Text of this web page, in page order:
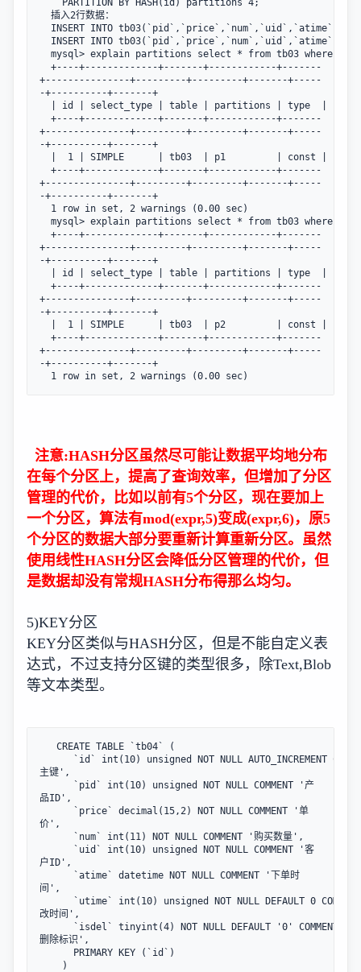
PARTITION BY HASH(id) partitions 4;
插入2行数据：
INSERT INTO tb03(`pid`,`price`,`num`,`uid`,`atime`)
INSERT INTO tb03(`pid`,`price`,`num`,`uid`,`atime`)
mysql> explain partitions select * from tb03 where
+----+-------------+-------+------------+-------
+---------------+---------+---------+-------+-----
-+----------+-------+
| id | select_type | table | partitions | type  |
+----+-------------+-------+------------+-------
+---------------+---------+---------+-------+-----
-+----------+-------+
|  1 | SIMPLE      | tb03  | p1         | const |
+----+-------------+-------+------------+-------
+---------------+---------+---------+-------+-----
-+----------+-------+
1 row in set, 2 warnings (0.00 sec)
mysql> explain partitions select * from tb03 where
+----+-------------+-------+------------+-------
+---------------+---------+---------+-------+-----
-+----------+-------+
| id | select_type | table | partitions | type  |
+----+-------------+-------+------------+-------
+---------------+---------+---------+-------+-----
-+----------+-------+
|  1 | SIMPLE      | tb03  | p2         | const |
+----+-------------+-------+------------+-------
+---------------+---------+---------+-------+-----
-+----------+-------+
1 row in set, 2 warnings (0.00 sec)
注意:HASH分区虽然尽可能让数据平均地分布
在每个分区上，提高了查询效率，但增加了分区
管理的代价，比如以前有5个分区，现在要加上
一个分区，算法有mod(expr,5)变成(expr,6)，原5
个分区的数据大部分要重新计算重新分区。虽然
使用线性HASH分区会降低分区管理的代价，但
是数据却没有常规HASH分布得那么均匀。
5)KEY分区
KEY分区类似与HASH分区，但是不能自定义表
达式，不过支持分区键的类型很多，除Text,Blob
等文本类型。
CREATE TABLE `tb04` (
`id` int(10) unsigned NOT NULL AUTO_INCREMENT
主键',
`pid` int(10) unsigned NOT NULL COMMENT '产
品ID',
`price` decimal(15,2) NOT NULL COMMENT '单
价',
`num` int(11) NOT NULL COMMENT '购买数量',
`uid` int(10) unsigned NOT NULL COMMENT '客
户ID',
`atime` datetime NOT NULL COMMENT '下单时
间',
`utime` int(10) unsigned NOT NULL DEFAULT 0
改时间',
`isdel` tinyint(4) NOT NULL DEFAULT '0' COMMENT '软
删除标识',
PRIMARY KEY (`id`)
)